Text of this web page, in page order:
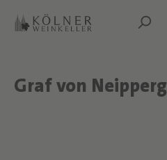
Zum Hauptinhalt springen
Zum Hauptinhalt springen
Text überspringen
Graf von Neipperg